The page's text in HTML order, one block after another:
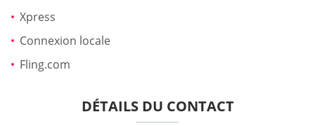
Xpress
Connexion locale
Fling.com
DÉTAILS DU CONTACT